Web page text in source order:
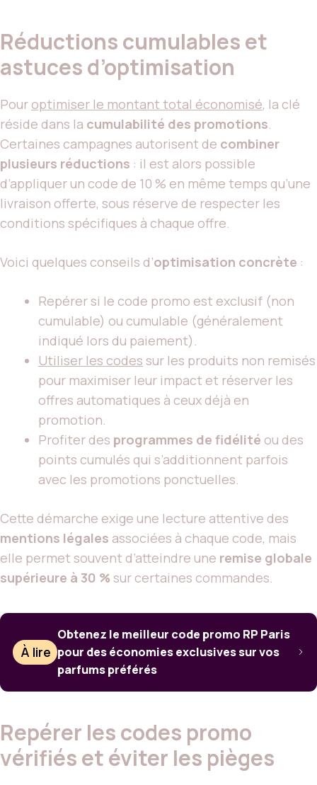
Réductions cumulables et
astuces d’optimisation
Pour optimiser le montant total économisé, la clé
réside dans la cumulabilité des promotions
Certaines campagnes autorisent de combiner
plusieurs réductions : il est alors possible
d’appliquer un code de 10 % en même temps qu’une
livraison offerte, sous réserve de respecter les
conditions spécifiques à chaque offre.
Voici quelques conseils d’optimisation concrète :
Repérer si le code promo est exclusif (non
cumulable) ou cumulable (généralement
indiqué lors du paiement).
Utiliser les codes sur les produits non remisés
pour maximiser leur impact et réserver les
offres automatiques à ceux déjà en
promotion.
Profiter des programmes de fidélité ou des
points cumulés qui s’additionnent parfois
avec les promotions ponctuelles.
Cette démarche exige une lecture attentive des
mentions légales associées à chaque code, mais
elle permet souvent d’atteindre une remise globale
supérieure à 30 % sur certaines commandes.
À lire
Obtenez le meilleur code promo RP Paris
pour des économies exclusives sur vos
parfums préférés
Repérer les codes promo
vérifiés et éviter les pièges